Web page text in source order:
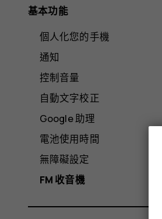
基本功能
個人化您的手機
通知
控制音量
自動文字校正
Google 助理
電池使用時間
無障礙設定
FM 收音機